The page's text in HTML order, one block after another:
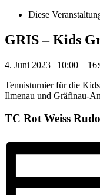
Diese
GRIS – Kids
4. Juni 2023 | 10:00 –
Tennisturnier für die
Ilmenau und Gräfinau-
TC Rot Weiss